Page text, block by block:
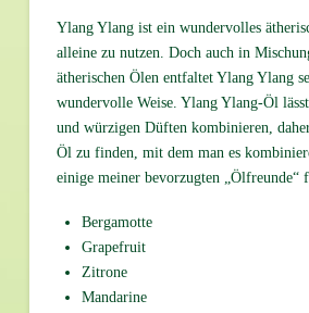
Ylang Ylang ist ein wundervolles
alleine zu nutzen. Doch auch in
ätherischen Ölen entfaltet Ylang Ylang
wundervolle Weise. Ylang Ylang-Öl
und würzigen Düften kombinieren,
Öl zu finden, mit dem man es
einige meiner bevorzugten „Ölfreunde“
Bergamotte
Grapefruit
Zitrone
Mandarine